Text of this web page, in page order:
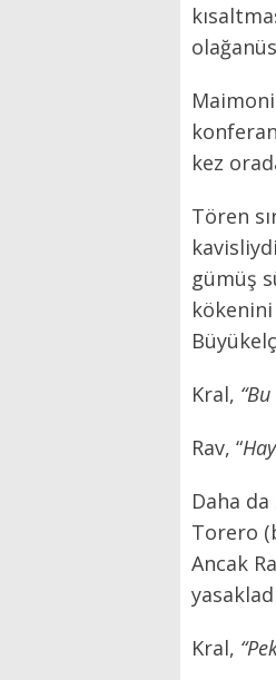
kez
Tören
gümüş
Kral,
Rav, “
Daha
Torero
Ancak
Kral,